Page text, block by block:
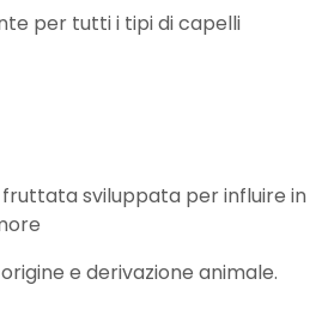
per tutti i tipi di capelli
sviluppata per influire in
e derivazione animale.